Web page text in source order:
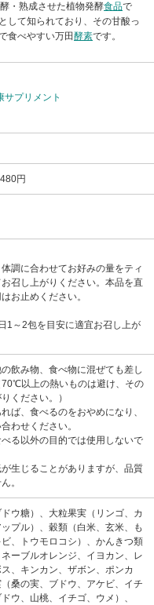
・熟成させた植物発酵食品で
として知られており、その甘酸っ
食べやすい万田酵素です。
サプリメント
円
調に合わせてお好みの量をティ
召し上がりください。本品を直
お止めください。
1～2包を目安に適宜お召し上が
飲み物、食べ物に混ぜても差し
以上の熱いものは避け、その
ください。）
ば、食べるのをおやめになり、
わせください。
る以外の目的では使用しないで
生じることがありますが、品質
。
ウ糖）、大粒果実（リンゴ、カ
プル）、穀類（白米、玄米、も
、トウモロコシ）、かんきつ類
ネーブルオレンジ、イヨカン、レ
、キンカン、ザボン、ポンカ
桑の実、ブドウ、アケビ、イチ
ウ、山桃、イチゴ、ウメ）、